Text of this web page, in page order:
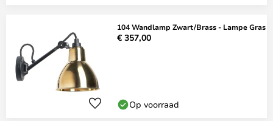
104 Wandlamp Zwart/Brass - Lampe Gras
€ 357,00
Op voorraad